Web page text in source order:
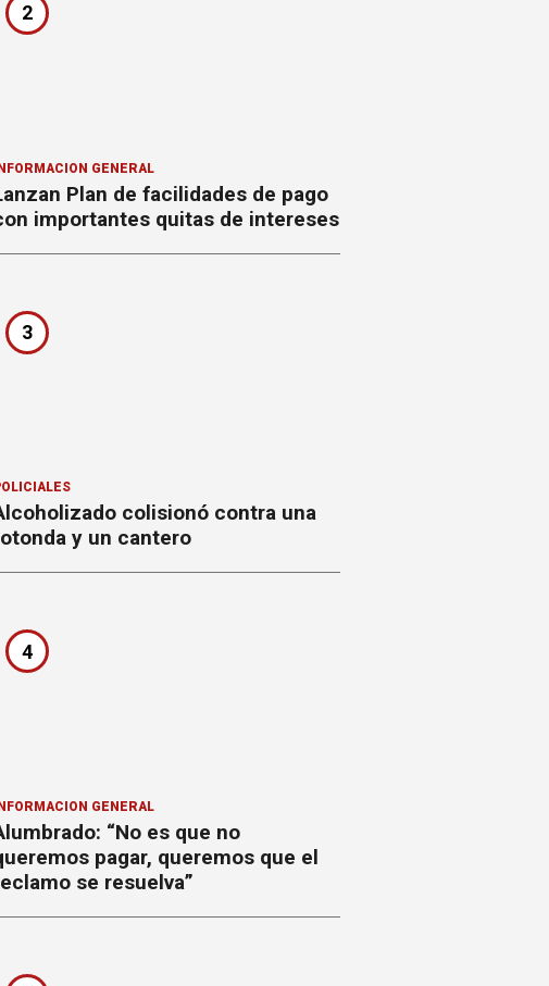
2
GENERAL
Plan de facilidades de pago
importantes quitas de intereses
3
colisionó contra una
y un cantero
4
INFORMACION GENERAL
“No es que no
pagar, queremos que el
se resuelva”